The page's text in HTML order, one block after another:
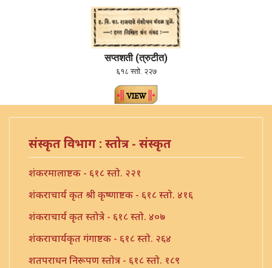
सप्तशती (त्रुटीत)
६१८ स्तो. २२७
संस्कृत विभाग : स्तोत्र - संस्कृत
शंकरमालाष्टक - ६१८ स्तो. २२१
शंकराचार्य कृत श्री कृष्णाष्टक - ६१८ स्तो. ४१६
शंकराचार्य कृत स्तोत्रे - ६१८ स्तो. ४०७
शंकराचार्यकृत गंगाष्टक - ६१८ स्तो. २६४
शतपराधन निरूपण स्तोत्र - ६१८ स्तो. १८९